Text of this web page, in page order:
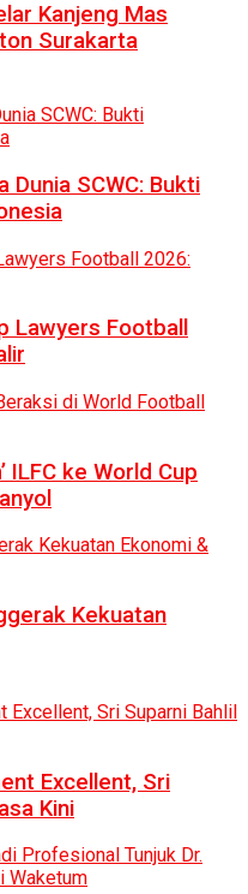
Kanjeng Mas
Surakarta
Dunia SCWC: Bukti
Lawyers Football
ILFC ke World Cup
Kekuatan
Excellent, Sri
Kini